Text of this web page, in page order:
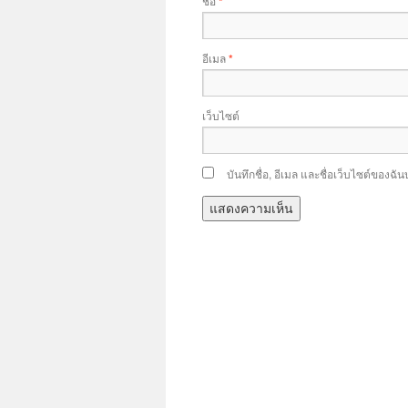
อีเมล*
เว็บไซต์
บันทึกชื่อ, อีเมล และชื่อเว็บไซต์ของฉั